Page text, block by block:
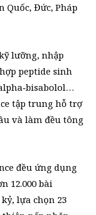
Quốc, Đức, Pháp
lưỡng, nhập
peptide sinh
tập trung hỗ trợ
và làm đều tông
đều ứng dụng
12.000 bài
lựa chọn 23